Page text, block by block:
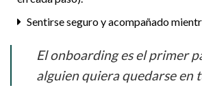
Sentirse seguro y acompañado
El onboarding es el primer
alguien quiera quedarse en